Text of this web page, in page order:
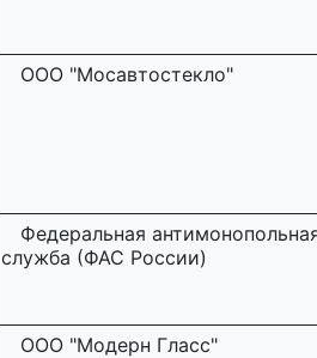
ООО "Мосавтостекло"
Федеральная
служба (ФАС России)
ООО "Модерн Гласс"